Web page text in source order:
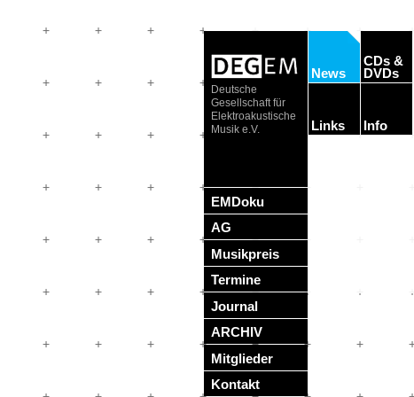
Deutsche
Gesellschaft für
Elektroakustische
Musik e.V.
EMDoku
AG
Musikpreis
Termine
Journal
ARCHIV
Mitglieder
Kontakt
News
CDs &
DVDs
Links Info